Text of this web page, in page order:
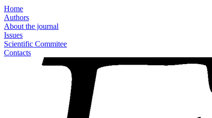
Home
Authors
About the journal
Issues
Scientific Commitee
Contacts